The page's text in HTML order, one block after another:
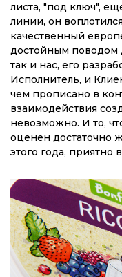
листа, "под ключ",
линии, он
качественный
достойным поводом
так и нас, его
Исполнитель, и
чем прописано в
взаимодействия
невозможно. И то,
оценен достаточно
этого года, приятно